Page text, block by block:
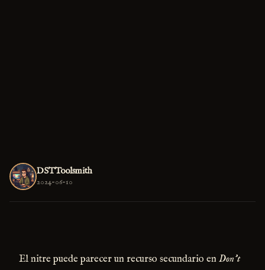
DSTToolsmith
2024-06-10
El nitre puede parecer un recurso secundario enDon't